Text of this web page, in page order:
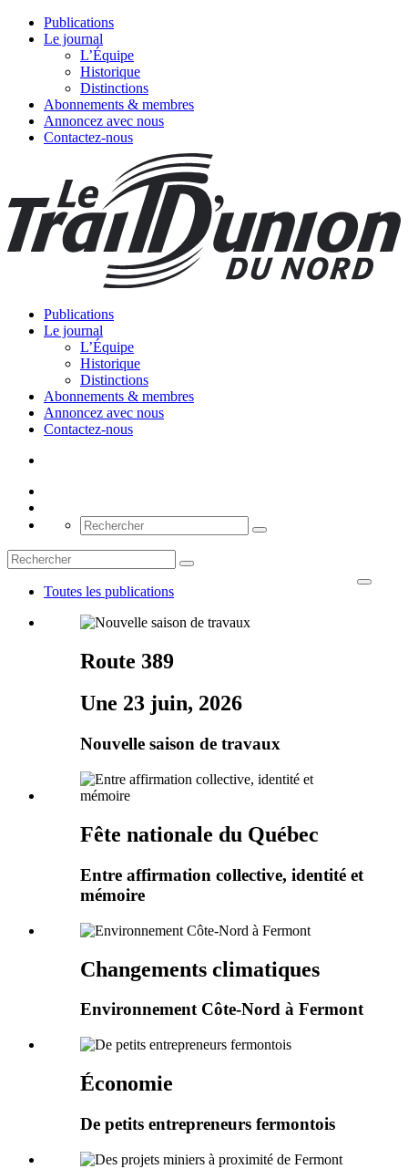
Publications
Le journal
L’Équipe
Historique
Distinctions
Abonnements & membres
Annoncez avec nous
Contactez-nous
Publications
Le journal
L’Équipe
Historique
Distinctions
Abonnements & membres
Annoncez avec nous
Contactez-nous
Toutes les publications
Route 389
Une 23 juin, 2026
Nouvelle saison de travaux
Fête nationale du Québec
Entre affirmation collective, identité et
mémoire
Changements climatiques
Environnement Côte-Nord à Fermont
Économie
De petits entrepreneurs fermontois